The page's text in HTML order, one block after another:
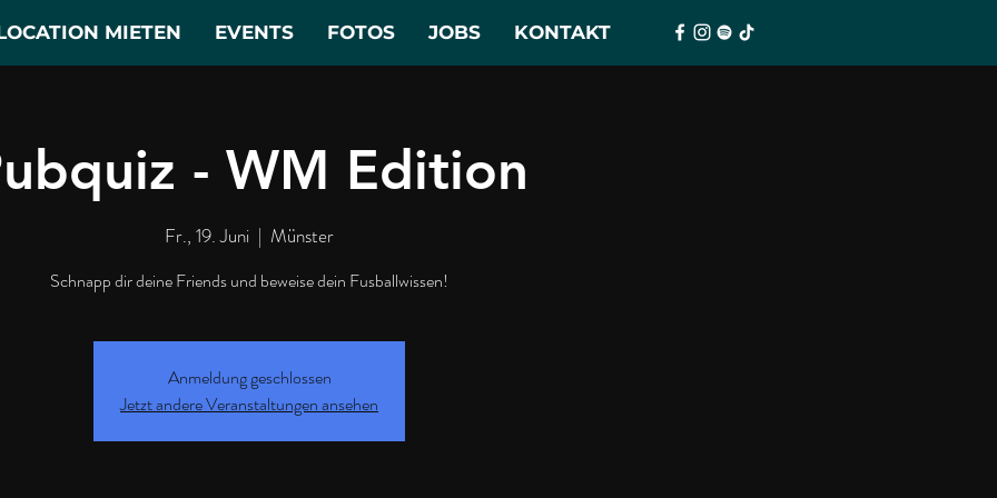
MIETEN EVENTS FOTOS JOBS KONTAKT
- WM Edition
Fr., 19. Juni
  |
Münster
Schnapp dir deine Friends und beweise dein Fusballwissen!
Anmeldung geschlossen
Jetzt andere Veranstaltungen ansehen